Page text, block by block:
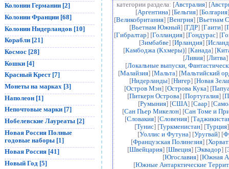
Колонии Германии [2]
Колонии Франции [68]
Колонии Нидерландов [10]
Корабли [21]
Космос [28]
Кошки [4]
Красный Крест [7]
Монеты на марках [3]
Наполеон [1]
Непочтовые марки [7]
Нобелевские Лауреаты [2]
Новая Россия Полные
годовые наборы [1]
Новая Россия [41]
Новый Год [5]
категории раздела: [Австралия] [
[Аргентина] [Бельгия] [Болгария
[Великобритания] [Венгрия] [Вьетнам
[Вьетнам Южный] [ГДР] [Гаити] [
[Гибралтар] [Голландия] [Гондурас] [
[Зимбабве] [Ирландия] [
[Камбоджа (Кхмеры)] [Канада] [
[Ливия] [Литва]
[Локальные выпуски,
[Малайзия] [Мальта] [Мальтийский
[Нидерланды] [Нигер] [Новая
[Остров Мэн] [Острова Кука] [
[Питкерн Острова] [Португалия] [
[Румыния] [США] [Саар] [
[Сан Пьер Микелон] [Сан Томе и
[Словакия] [Словения] [
[Тунис] [Туркменистан] [Турция
[Уоллис и Футуна] [Уругвай] [
[Французская Полинезия] [
[Швейцария] [Швеция] [Эквадор] [
[Югославия] [Южная
[Южные Антарктические